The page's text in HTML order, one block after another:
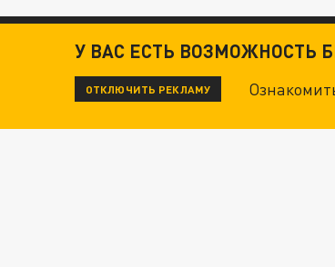
У ВАС ЕСТЬ ВОЗМОЖНОСТЬ
ОТКЛЮЧИТЬ РЕКЛАМУ